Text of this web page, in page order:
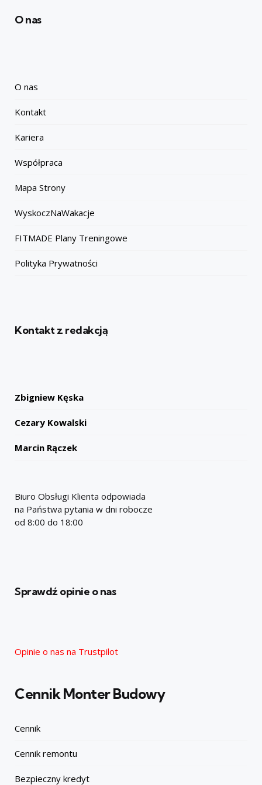
O nas
O nas
Kontakt
Kariera
Współpraca
Mapa Strony
WyskoczNaWakacje
FITMADE Plany Treningowe
Polityka Prywatności
Kontakt z redakcją
Zbigniew Kęska
Cezary Kowalski
Marcin Rączek
Biuro Obsługi Klienta odpowiada
na Państwa pytania w dni robocze
od 8:00 do 18:00
Sprawdź opinie o nas
Opinie o nas na Trustpilot
Cennik Monter Budowy
Cennik
Cennik remontu
Bezpieczny kredyt